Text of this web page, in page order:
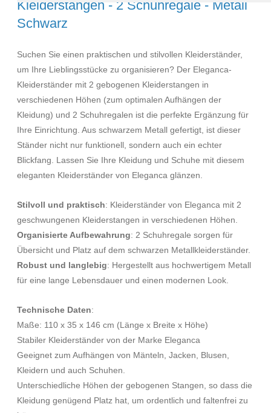
Kleiderstangen - 2 Schuhregale - Metall
Schwarz
Suchen Sie einen praktischen und stilvollen Kleiderständer,
um Ihre Lieblingsstücke zu organisieren? Der Eleganca-
Kleiderständer mit 2 gebogenen Kleiderstangen in
verschiedenen Höhen (zum optimalen Aufhängen der
Kleidung) und 2 Schuhregalen ist die perfekte Ergänzung für
Ihre Einrichtung. Aus schwarzem Metall gefertigt, ist dieser
Ständer nicht nur funktionell, sondern auch ein echter
Blickfang. Lassen Sie Ihre Kleidung und Schuhe mit diesem
eleganten Kleiderständer von Eleganca glänzen.
Stilvoll und praktisch: Kleiderständer von Eleganca mit 2
geschwungenen Kleiderstangen in verschiedenen Höhen.
Organisierte Aufbewahrung: 2 Schuhregale sorgen für
Übersicht und Platz auf dem schwarzen Metallkleiderständer.
Robust und langlebig: Hergestellt aus hochwertigem Metall
für eine lange Lebensdauer und einen modernen Look.
Technische Daten:
Maße: 110 x 35 x 146 cm (Länge x Breite x Höhe)
Stabiler Kleiderständer von der Marke Eleganca
Geeignet zum Aufhängen von Mänteln, Jacken, Blusen,
Kleidern und auch Schuhen.
Unterschiedliche Höhen der gebogenen Stangen, so dass die
Kleidung genügend Platz hat, um ordentlich und faltenfrei zu